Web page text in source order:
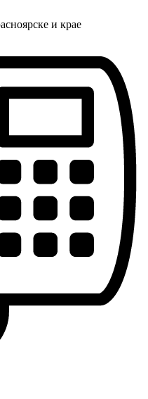
и крае